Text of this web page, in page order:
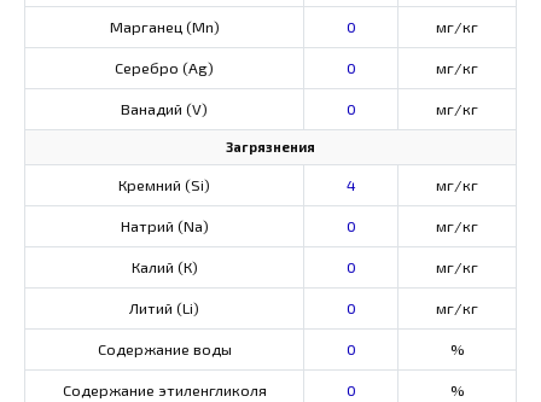
Марганец (Mn) 0 мг/кг
Серебро (Ag) 0 мг/кг
Ванадий (V) 0 мг/кг
Загрязнения
Кремний (Si) 4 мг/кг
Натрий (Na) 0 мг/кг
Калий (К) 0 мг/кг
Литий (Li) 0 мг/кг
Содержание воды 0 %
Содержание этиленгликоля 0 %